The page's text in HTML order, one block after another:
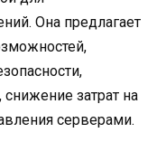
Она предлагает
затрат на
серверами.